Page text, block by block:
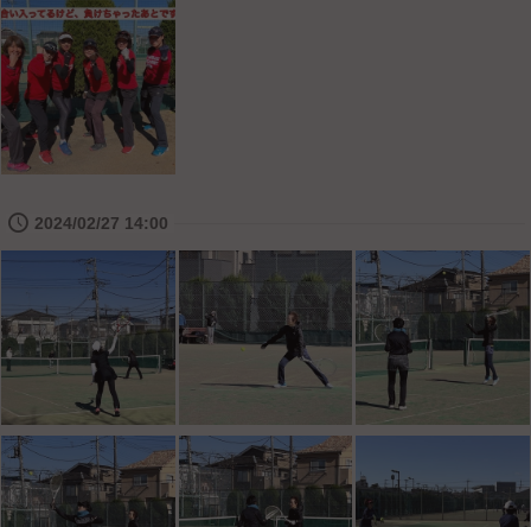
🕔 2024/02/27 14:00